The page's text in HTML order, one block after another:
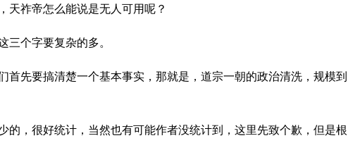
天祚帝怎么能说是无人可用呢？
三个字要复杂的多。
首先要搞清楚一个基本事实，那就是，道宗一朝的政治清洗，规模到
的，很好统计，当然也有可能作者没统计到，这里先致个歉，但是根